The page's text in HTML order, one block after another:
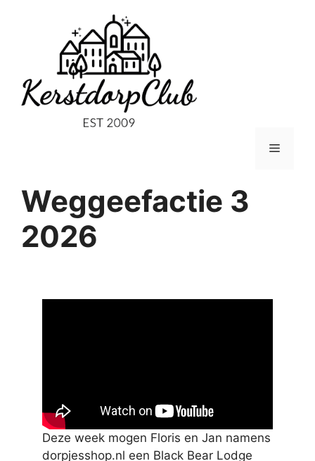
Menu
Weggeefactie 3
2026
Deze week mogen Floris en Jan namens
dorpjesshop.nl een Black Bear Lodge